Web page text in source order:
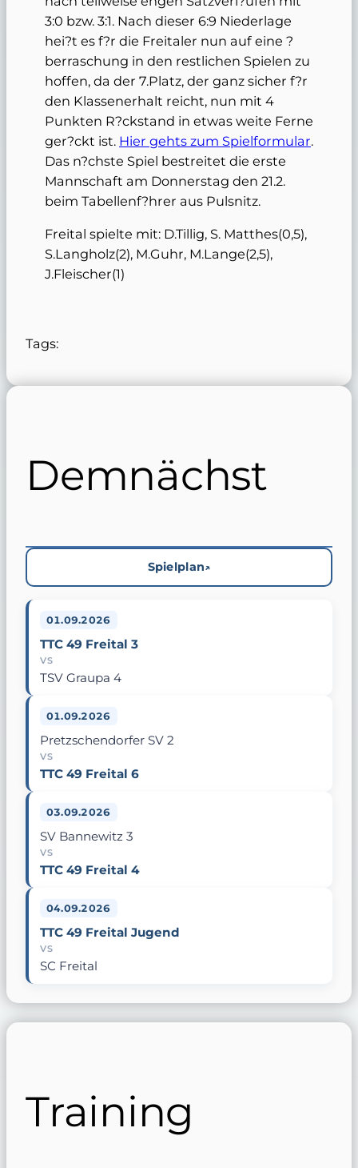
3:0 bzw. 3:1. Nach dieser 6:9 Niederlage
hei?t es f?r die Freitaler nun auf eine ?
berraschung in den restlichen Spielen zu
hoffen, da der 7.Platz, der ganz sicher f?r
den Klassenerhalt reicht, nun mit 4
Punkten R?ckstand in etwas weite Ferne
ger?ckt ist. Hier gehts zum Spielformular.
Das n?chste Spiel bestreitet die erste
Mannschaft am Donnerstag den 21.2.
beim Tabellenf?hrer aus Pulsnitz.
Freital spielte mit: D.Tillig, S. Matthes(0,5),
S.Langholz(2), M.Guhr, M.Lange(2,5),
J.Fleischer(1)
Tags:
Demnächst
Spielplan
01.09.2026
TTC 49 Freital 3
VS
TSV Graupa 4
01.09.2026
Pretzschendorfer SV 2
VS
TTC 49 Freital 6
03.09.2026
SV Bannewitz 3
VS
TTC 49 Freital 4
04.09.2026
TTC 49 Freital Jugend
VS
SC Freital
Training